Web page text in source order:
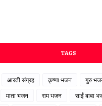
TAGS
आरती संग्रह कृष्णा भजन गुरु
माता भजन राम भजन साईं बाबा